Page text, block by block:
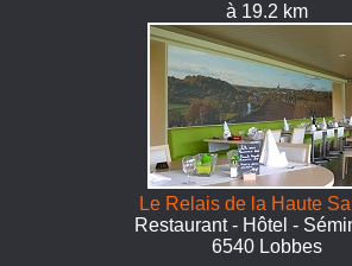
à 19.2 km
Le Relais de la Haute
Restaurant - Hôtel -
6540 Lobbes